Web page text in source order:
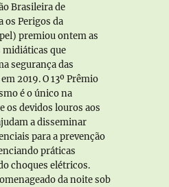
Brasileira de
os Perigos da
premiou ontem as
que
segurança das
2019. O 13º Prêmio
é o único na
os devidos louros aos
a disseminar
para a prevenção
práticas
choques elétricos.
da noite sob